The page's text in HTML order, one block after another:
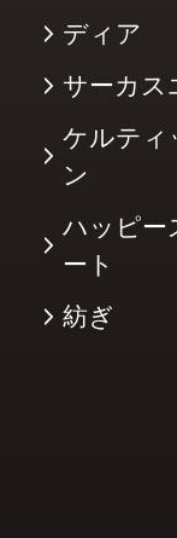
ディア
サーカス
ケルティ
ン
ハッピー
ート
紡ぎ